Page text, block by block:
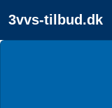
3vvs-tilbud.dk